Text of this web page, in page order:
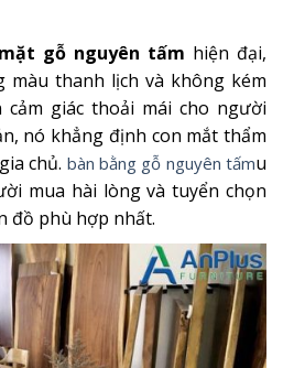
gỗ nguyên tấm hiện đại,
màu thanh lịch và không kém
giác thoải mái cho người
nó khẳng định con mắt thẩm
chủ. bàn bằng gỗ nguyên tấmu
mua hài lòng và tuyển chọn
đồ phù hợp nhất.